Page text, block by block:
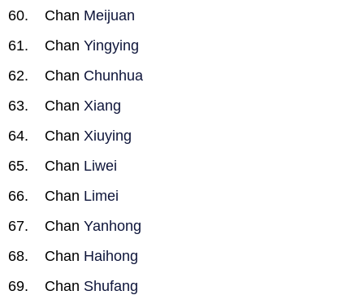
Chan Meijuan
Chan Yingying
Chan Chunhua
Chan Xiang
Chan Xiuying
Chan Liwei
Chan Limei
Chan Yanhong
Chan Haihong
Chan Shufang